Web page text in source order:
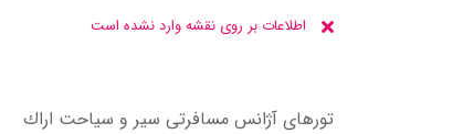
اطلاعات بر روی نقشه وارد نشده است
تورهای آژانس مسافرتی سير و سياحت اراك